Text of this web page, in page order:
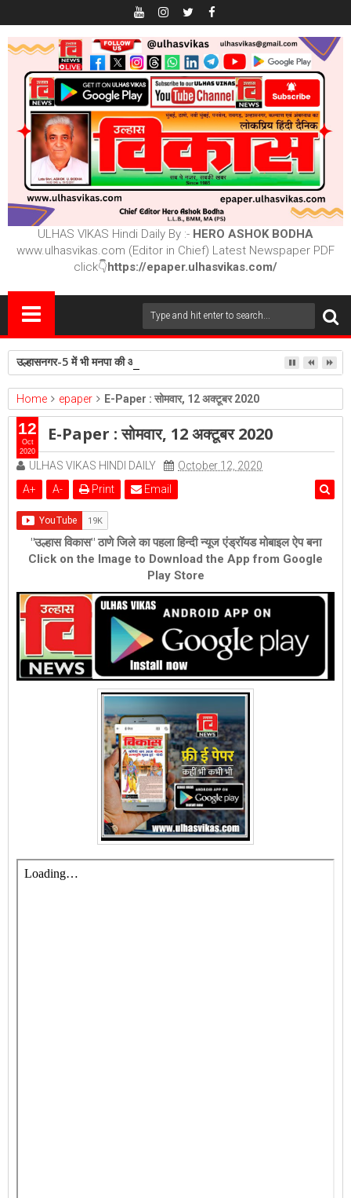
ULHAS VIKAS Hindi Daily By :- HERO ASHOK BODHA
www.ulhasvikas.com (Editor in Chief) Latest Newspaper PDF
click👇https://epaper.ulhasvikas.com/
उल्हासनगर-5 में भी मनपा की ओर से स्विमिंग पुल सुविधा हो- शेरी लुंड
Home epaper E-Paper : सोमवार, 12 अक्टूबर 2020
E-Paper : सोमवार, 12 अक्टूबर 2020
ULHAS VIKAS HINDI DAILY
October 12, 2020
A+ A- Print Email
"उल्हास विकास" ठाणे जिले का पहला हिन्दी न्यूज एंड्रॉयड मोबाइल ऐप बना
Click on the Image to Download the App from Google
Play Store
12
Oct
2020